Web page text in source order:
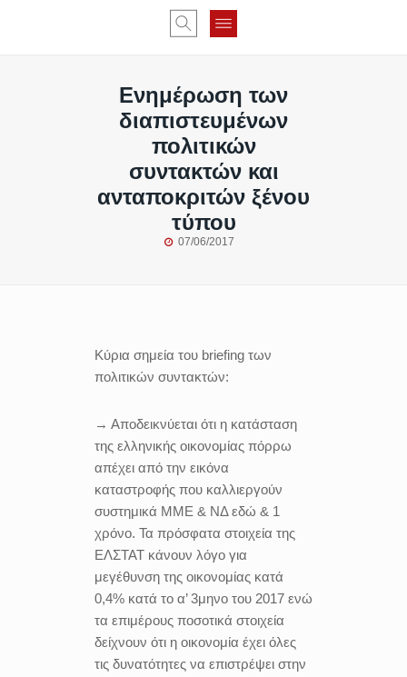
Ενημέρωση των
διαπιστευμένων
πολιτικών
συντακτών και
ανταποκριτών ξένου
τύπου
07/06/2017
Κύρια σημεία του briefing των
πολιτικών συντακτών:
→ Αποδεικνύεται ότι η κατάσταση
της ελληνικής οικονομίας πόρρω
απέχει από την εικόνα
καταστροφής που καλλιεργούν
συστημικά ΜΜΕ & ΝΔ εδώ & 1
χρόνο. Τα πρόσφατα στοιχεία της
ΕΛΣΤΑΤ κάνουν λόγο για
μεγέθυνση της οικονομίας κατά
0,4% κατά το α’ 3μηνο του 2017 ενώ
τα επιμέρους ποσοτικά στοιχεία
δείχνουν ότι η οικονομία έχει όλες
τις δυνατότητες να επιστρέψει στην